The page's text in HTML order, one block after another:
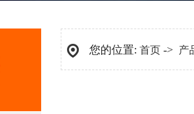
您的位置: 首页 -> 产